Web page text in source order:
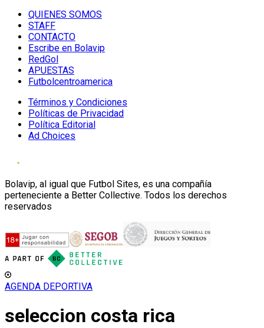
QUIENES SOMOS
STAFF
CONTACTO
Escribe en Bolavip
RedGol
APUESTAS
Futbolcentroamerica
Términos y Condiciones
Políticas de Privacidad
Política Editorial
Ad Choices
Bolavip, al igual que Futbol Sites, es una compañía
perteneciente a Better Collective. Todos los derechos
reservados
AGENDA DEPORTIVA
seleccion costa rica